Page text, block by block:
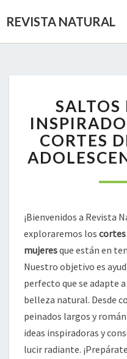
REVISTA NATURAL
SALTOS
CORTES
¡Bienvenidos a Revista
exploraremos los cortes
mujeresque están en
Nuestro objetivo es
perfecto que se adapte
belleza natural. Desde
peinados largos y
ideas inspiradoras y
lucir radiante.